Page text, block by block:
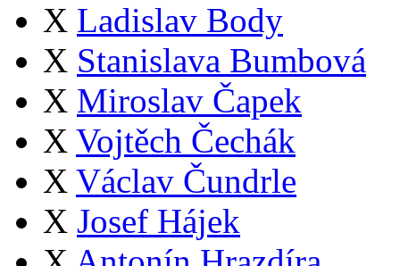
X Ladislav Body
X Stanislava Bumbová
X Miroslav Čapek
X Vojtěch Čechák
X Václav Čundrle
X Josef Hájek